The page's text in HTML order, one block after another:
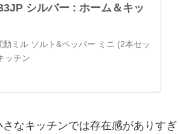
シルバー : ホーム＆キッ
ミル ソルト&ペッパー ミニ (2本セッ
ッチン
なキッチンでは存在感がありすぎ